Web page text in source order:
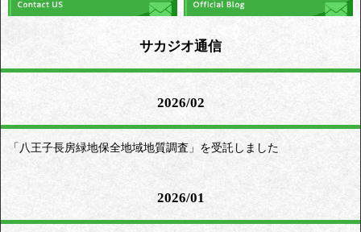
サカジオ通信
2026/02
「八王子長房緑地保全地域地質調査」を受託しました
2026/01